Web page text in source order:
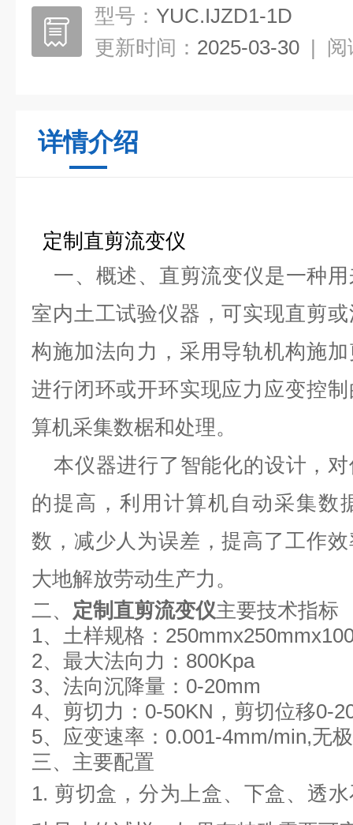
型号： YUC.IJZD1-1D
更新时间： 2025-03-30 | 阅
详情介绍
定制直剪流变仪
一、概述、直剪流变仪是一种
室内土工试验仪器，可实现直剪
构施加法向力，采用导轨机构施
进行闭环或开环实现应力应变控
算机采集数椐和处理。
本仪器进行了智能化的设计，
的提高，利用计算机自动采集数
数，减少人为误差，提高了工作
大地解放劳动生产力。
二、 定制直剪流变仪主要技术指标
1、土样规格：
2、最大法向力：800Kpa
3、法向沉降量：0-20mm
4、剪切力：0-50KN，剪切位移0-
5、应变速率：0.001-4mm/min,无
三、主要配置
1. 剪切盒，分为上盒、下盒、透